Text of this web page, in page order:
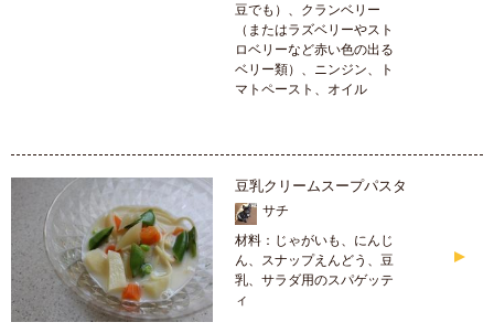
豆でも）、クランベリー
（またはラズベリーやスト
ロベリーなど赤い色の出る
ベリー類）、ニンジン、ト
マトペースト、オイル
豆乳クリームスープパスタ
サチ
材料：じゃがいも、にんじ
ん、スナップえんどう、豆
乳、サラダ用のスパゲッテ
ィ